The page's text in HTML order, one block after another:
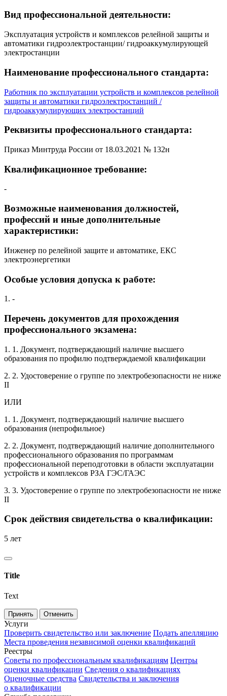
Вид профессиональной деятельности:
Эксплуатация устройств и комплексов релейной защиты и
автоматики гидроэлектростанции/ гидроаккумулирующей
электростанции
Наименование профессионального стандарта:
Работник по эксплуатации устройств и комплексов релейной
защиты и автоматики гидроэлектростанций /
гидроаккумулирующих электростанций
Реквизиты профессионального стандарта:
Приказ Минтруда России от 18.03.2021 № 132н
Квалификационное требование:
-
Возможные наименования должностей,
профессий и иные дополнительные
характеристики:
Инженер по релейной защите и автоматике, ЕКС
электроэнергетики
Особые условия допуска к работе:
1. -
Перечень документов для прохождения
профессионального экзамена:
1. 1. Документ, подтверждающий наличие высшего
образования по профилю подтверждаемой квалификации
2. 2. Удостоверение о группе по электробезопасности не ниже
II
ИЛИ
1. 1. Документ, подтверждающий наличие высшего
образования (непрофильное)
2. 2. Документ, подтверждающий наличие дополнительного
профессионального образования по программам
профессиональной переподготовки в области эксплуатации
устройств и комплексов РЗА ГЭС/ГАЭС
3. 3. Удостоверение о группе по электробезопасности не ниже
II
Срок действия свидетельства о квалификации:
5 лет
Title
Text
Принять Отменить
Услуги
Проверить свидетельство или заключение Подать апелляцию
Места проведения независимой оценки квалификаций
Реестры
Советы по профессиональным квалификациям Центры
оценки квалификации Сведения о квалификациях
Оценочные средства Свидетельства и заключения
о квалификации